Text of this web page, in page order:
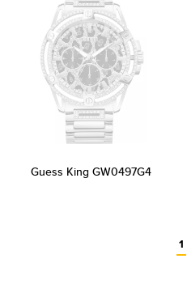
Guess King GW0497G4
1